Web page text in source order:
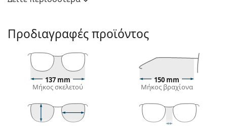
Lentiamo.
Το μαύρο χρώμα του σκελετού ταιριάζει απόλυτα
με το δροσερό χρώμα του δέρματος και τα ανοιχτά
ξανθά, ανοιχτά καφέ ή μαύρα μαλλιά.
πιλοτικά σχέδια γυαλιών ηλίου
είναι η ιδανική
επιλογή για όσους έχουν τετράγωνο, οβάλ ή
Ο σκελετός των γυαλιών ηλίου είναι
κατασκευασμένος από συνδυασμό μετάλλου και
Προδιαγραφές προϊόντος
137 mm
Μήκος σκελετού
150 mm
Μήκος βραχίονα